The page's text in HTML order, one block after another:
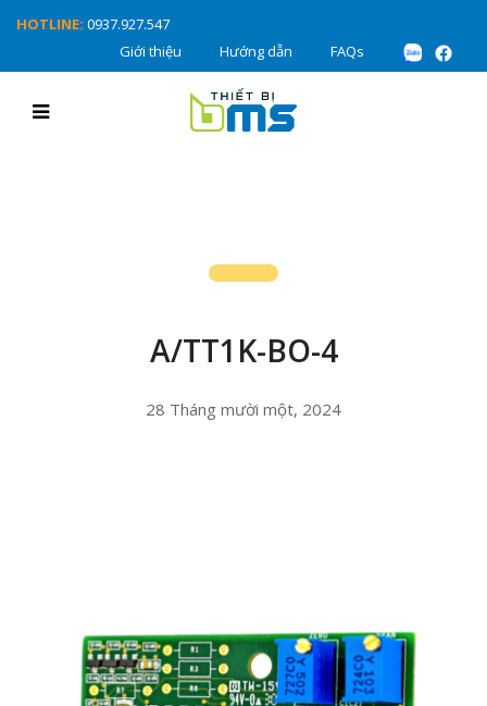
HOTLINE: 0937.927.547
Giới thiệu
Hướng dẫn FAQs
A/TT1K-BO-4
28 Tháng mười một, 2024